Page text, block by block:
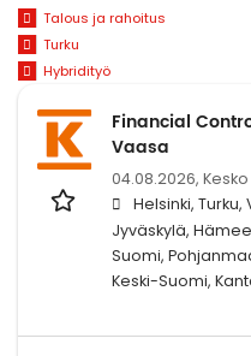
Talous ja rahoitus
Turku
Hybridityö
Financial
Vaasa
04.08.2026,
Helsinki,
Jyväskylä,
Suomi,
Keski-Suomi,